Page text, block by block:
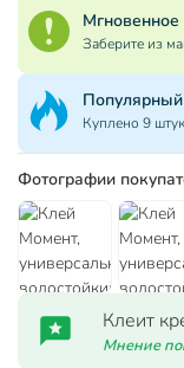
Мгновенное
Заберите из
Популярный
Куплено 9
Фотографии
Клеит
Мнение